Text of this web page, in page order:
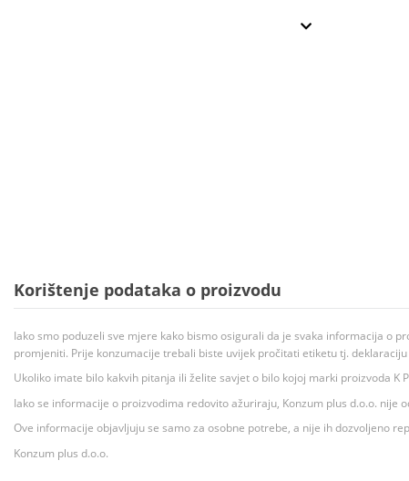
Korištenje podataka o proizvodu
Iako smo poduzeli sve mjere kako bismo osigurali da je svaka informacija o
promjeniti. Prije konzumacije trebali biste uvijek pročitati etiketu tj.
Ukoliko imate bilo kakvih pitanja ili želite savjet o bilo kojoj marki proizvoda
Iako se informacije o proizvodima redovito ažuriraju, Konzum plus d.o.o. nije
Ove informacije objavljuju se samo za osobne potrebe, a nije ih dozvoljeno
Konzum plus d.o.o.